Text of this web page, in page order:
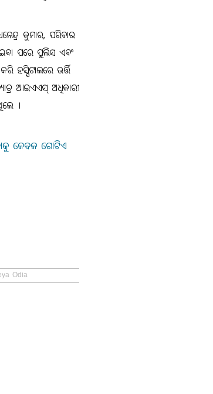
କୁମାର, ପରିବାର
ପରେ ପୁଲିସ ଏବଂ
ହସ୍ପିଟାଲରେ ଭର୍ତ୍ତି
ଆଇଏଏସ୍ ଅଧିକାରୀ
।
କେବଳ ଗୋଟିଏ
Odia